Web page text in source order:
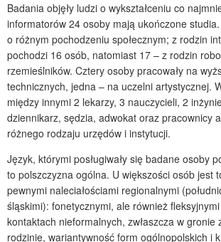
Badania objęły ludzi o wykształceniu co
informatorów 24 osoby mają ukończone
o różnym pochodzeniu społecznym; z rodzin
pochodzi 16 osób, natomiast 17 – z rodzin
rzemieślników. Cztery osoby pracowały na
technicznych, jedna – na uczelni artystycznej.
między innymi 2 lekarzy, 3 nauczycieli, 2
dziennikarz, sędzia, adwokat oraz pracownicy
różnego rodzaju urzędów i instytucji.
Język, którymi posługiwały się badane osoby
to polszczyzna ogólna. U większości osób jest
pewnymi naleciałościami regionalnymi
śląskimi): fonetycznymi, ale również
kontaktach nieformalnych, zwłaszcza w gronie
rodzinie, wariantywność form ogólnopolskich i